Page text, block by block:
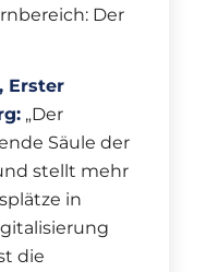
Der
Erster
„Der
Säule der
stellt mehr
in
die